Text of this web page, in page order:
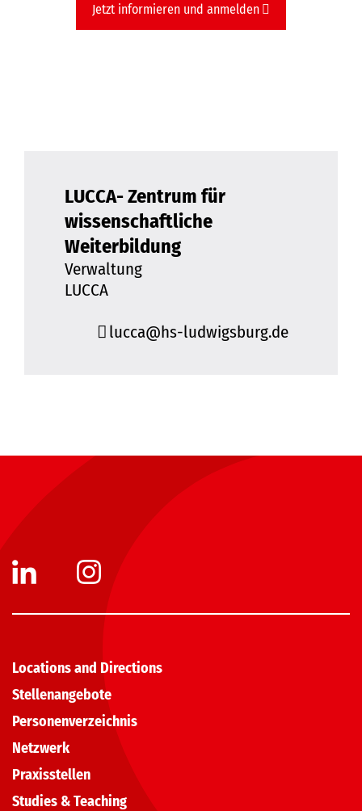
Jetzt informieren und anmelden
LUCCA- Zentrum für
wissenschaftliche
Weiterbildung
Verwaltung
LUCCA
lucca@hs-ludwigsburg.de
Locations and Directions
Stellenangebote
Personenverzeichnis
Netzwerk
Praxisstellen
Studies & Teaching